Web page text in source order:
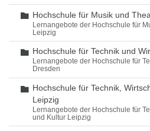
Ordner
Hochschule für Musik und
Lernangebote der Hochschule für
Leipzig
Ordner
Hochschule für Technik und
Lernangebote der Hochschule für
Dresden
Ordner
Hochschule für Technik,
Leipzig
Lernangebote der Hochschule für
und Kultur Leipzig